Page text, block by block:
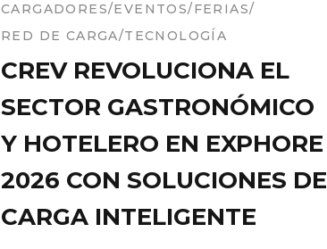
CARGADORES EVENTOS FERIAS
RED DE CARGA TECNOLOGÍA
CREV REVOLUCIONA EL
SECTOR GASTRONÓMICO
Y HOTELERO EN EXPHORE
2026 CON SOLUCIONES DE
CARGA INTELIGENTE